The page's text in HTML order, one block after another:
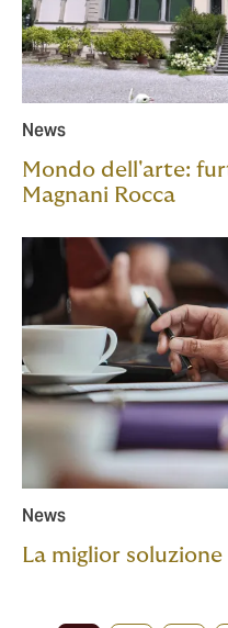
News
Mondo dell'arte:
Magnani Rocca
News
La miglior